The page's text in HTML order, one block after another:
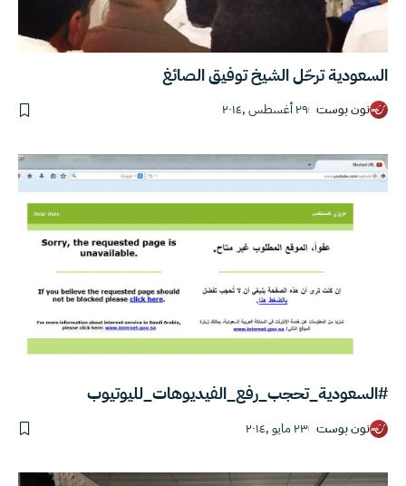
السعودية ترحّل الشيخ توفيق الصائغ
نون بوست ٢٩ أغسطس ,٢٠١٤
#السعودية_تحجب_رفع_الفيديوهات_لليوتيوب
نون بوست ٢٣ مايو ,٢٠١٤